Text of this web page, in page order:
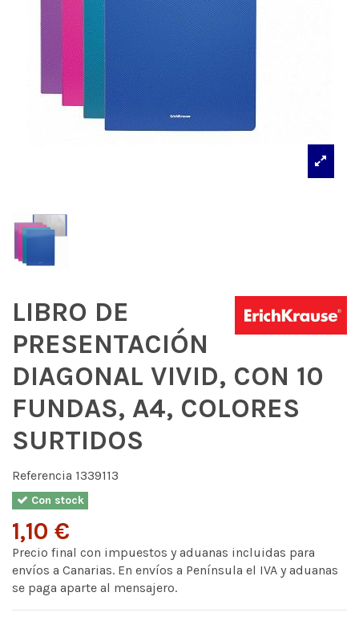
LIBRO DE
PRESENTACIÓN
DIAGONAL VIVID, CON 10
FUNDAS, A4, COLORES
SURTIDOS
Referencia 1339113
Con stock
1,10 €
Precio final con impuestos y aduanas incluidas para
envíos a Canarias. En envíos a Península el IVA y aduanas
se paga aparte al mensajero.